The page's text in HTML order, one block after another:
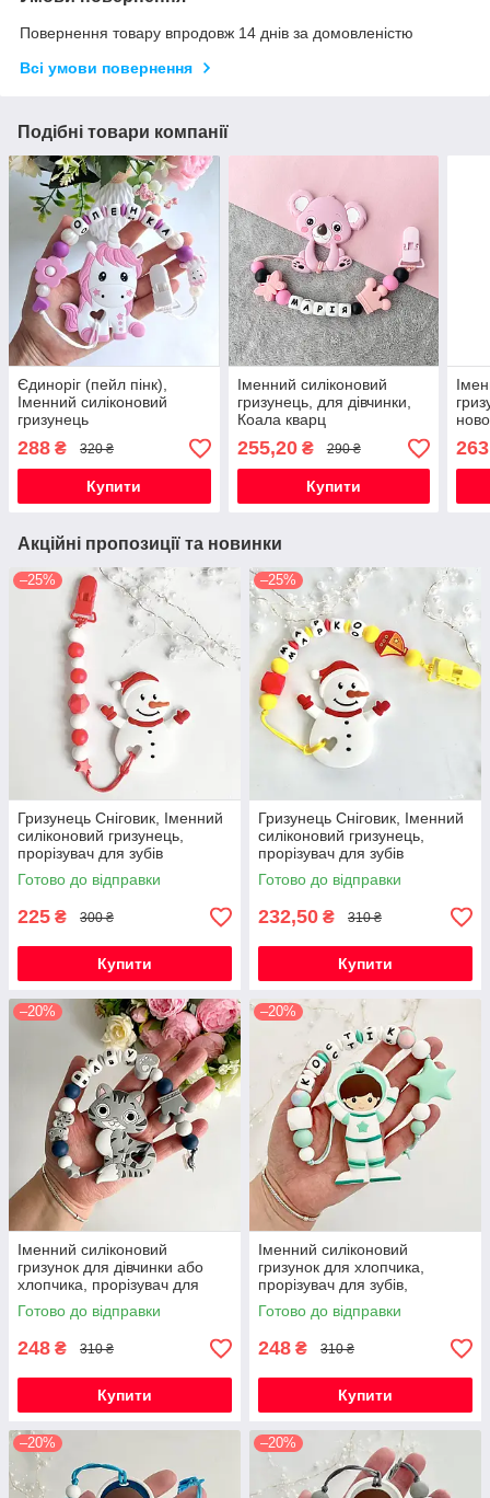
Повернення товару впродовж 14 днів за домовленістю
Всі умови повернення
Подібні товари компанії
Єдиноріг (пейл пінк),
Іменний силіконовий
гризунець
288 ₴ 320 ₴
Купити
Іменний силіконовий
гризунець, для дівчинки,
Коала кварц
255,20₴ 290 ₴
Купити
Акційні пропозиції та новинки
–25%
Гризунець Сніговик, Іменний
силіконовий гризунець,
прорізувач для зубів
Готово до відправки
225 ₴ 300 ₴
Купити
–25%
Гризунець Сніговик, Іменний
силіконовий гризунець,
прорізувач для зубів
Готово до відправки
232,50 ₴ 310 ₴
Купити
–20%
Іменний силіконовий
гризунок для дівчинки або
хлопчика, прорізувач для
зубів, котик Фелікс (сірий)
Готово до відправки
248 ₴ 310 ₴
Купити
–20%
Іменний силіконовий
гризунок для хлопчика,
прорізувач для зубів,
Космонавт (м'ята)
Готово до відправки
248 ₴ 310 ₴
Купити
–20% –20%